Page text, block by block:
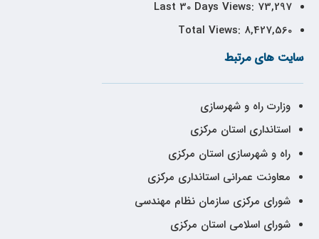
Last 30 Days Views: 73,297
Total Views: 8,427,560
سایت های مرتبط
وزارت راه و شهرسازی
استانداری استان مرکزی
راه و شهرسازی استان مرکزی
معاونت عمرانی استانداری مرکزی
شورای مرکزی سازمان نظام مهندسی
شورای اسلامی استان مرکزی